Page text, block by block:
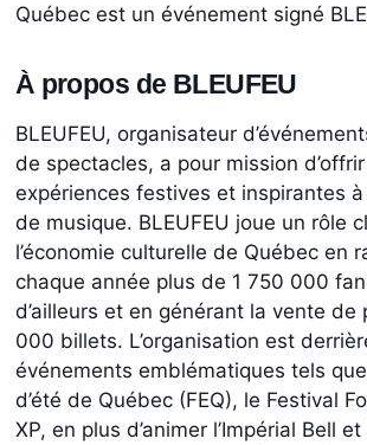
Québec est un événement signé
À propos de BLEUFEU
BLEUFEU, organisateur
de spectacles, a pour mission
expériences festives et inspirantes
de musique. BLEUFEU joue un rôle
l’économie culturelle de Québec en
chaque année plus de 1 750 000
d’ailleurs et en générant la vente de
000 billets. L’organisation est
événements emblématiques tels
d’été de Québec (FEQ), le Festival
XP, en plus d’animer l’Impérial Bell